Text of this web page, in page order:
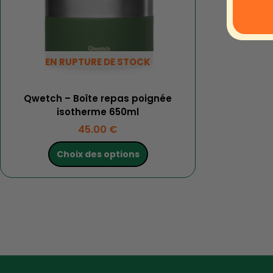
EN RUPTURE DE STOCK
Qwetch – Boîte repas poignée
isotherme 650ml
45.00 €
Choix des options
choisies
la
page